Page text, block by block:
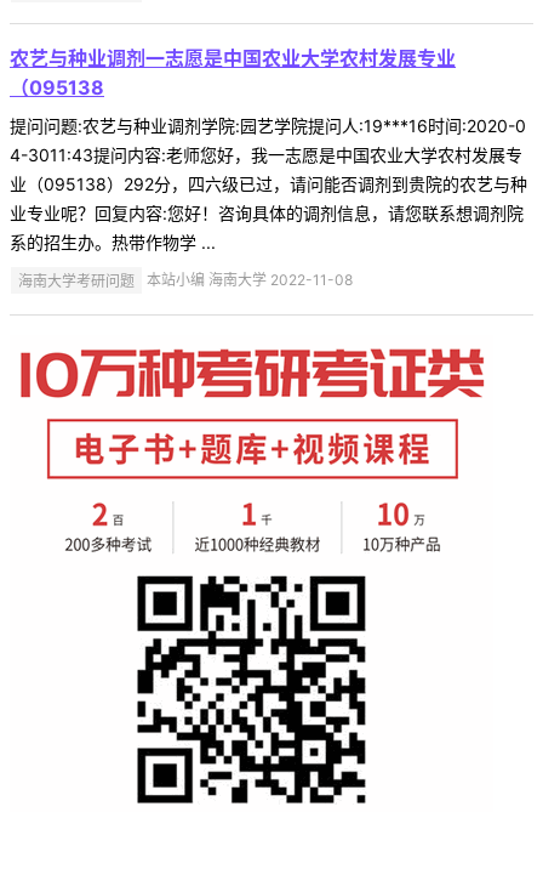
农艺与种业调剂一志愿是中国农业大学农村发展专业
（095138
提问问题:农艺与种业调剂学院:园艺学院提问人:19***16时间:2020-0
4-3011:43提问内容:老师您好，我一志愿是中国农业大学农村发展专
业（095138）292分，四六级已过，请问能否调剂到贵院的农艺与种
业专业呢？回复内容:您好！咨询具体的调剂信息，请您联系想调剂院
系的招生办。热带作物学 ...
海南大学考研问题 本站小编 海南大学 2022-11-08